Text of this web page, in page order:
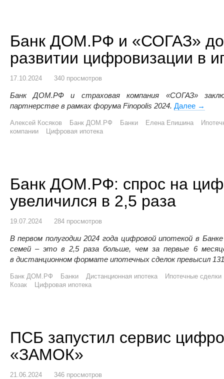
Банк ДОМ.РФ и «СОГАЗ»
развитии цифровизации в
17.10.2024 340 просмотров
Банк ДОМ.РФ и страховая компания «СОГАЗ»
партнерстве в рамках форума Finopolis 2024. Далее Банк
→
Алексей Косяков Банк ДОМ.РФ Банки Елена Епишина
компании
Цифровая ипотека
Банк ДОМ.РФ: спрос на
увеличился в 2,5 раза
19.07.2024 284 просмотров
В первом полугодии 2024 года цифровой ипотекой в
семей – это в 2,5 раза больше, чем за первые 6
в дистанционном формате ипотечных сделок превысил
Банк ДОМ.РФ Банки Дистанционная ипотека
Ипотечные сделки
Козак
Цифровая ипотека
ПСБ запустил сервис
«ЗАМОК»
21.06.2024 346 просмотров